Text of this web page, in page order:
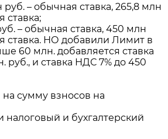
руб. – обычная ставка, 265,8 млн
ставка;
– обычная ставка, 450 млн
ставка. НО добавили Лимит в
60 млн. добавляется ставка
руб., и ставка НДС 7% до 450
сумму взносов на
налоговый и бухгалтерский